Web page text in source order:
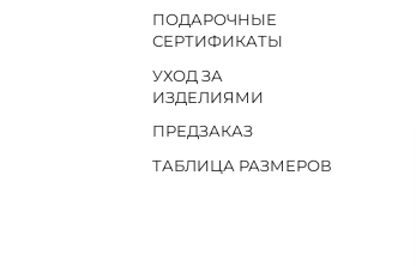
ПОДАРОЧНЫЕ
СЕРТИФИКАТЫ
УХОД ЗА
ИЗДЕЛИЯМИ
ПРЕДЗАКАЗ
ТАБЛИЦА РАЗМЕРОВ